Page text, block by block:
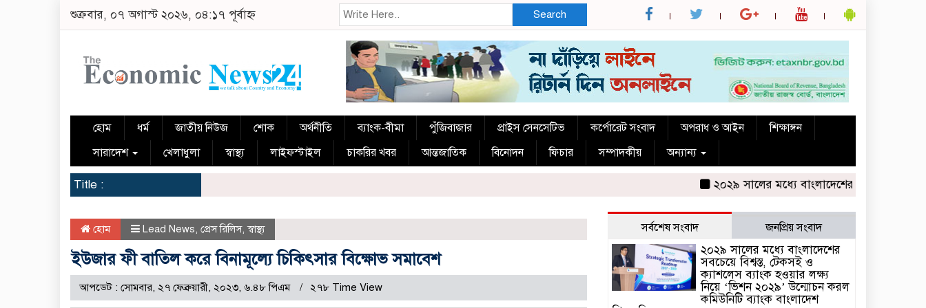
শুক্রবার, ০৭ অগাস্ট ২০২৬, ০৪:১৭ পূর্বাহ্ন Search
হোম ধর্ম জাতীয় নিউজ শোক অর্থনীতি ব্যাংক-বীমা পুঁজিবাজার প্রাইস সেনসেটিভ কর্পোরেট সংবাদ অপরাধ ও আইন
শিক্ষাঙ্গন
সারাদেশ
খেলাধুলা স্বাস্থ্য লাইফস্টাইল চাকরির খবর আন্তজাতিক বিনোদন ফিচার সম্পাদকীয় অন্যান্য
Title : ২০২৯ সালের মধ্যে বাংলাদেশের সবচেয়ে বিশ্বস্ত,
হোম Lead News, প্রেস রিলিস,স্বাস্থ্য
ইউজার ফী বাতিল করে বিনামূল্যে চিকিৎসার বিক্ষোভ সমাবেশ
আপডেট : সোমবার, ২৭ ফেব্রুয়ারী, ২০২৩, ৬.৪৮ পিএম ২৭৮ Time View
সর্বশেষ সংবাদ জনপ্রিয় সংবাদ
২০২৯ সালের মধ্যে বাংলাদেশের
সবচেয়ে বিশ্বস্ত, টেকসই ও
ক্যাশলেস ব্যাংক হওয়ার লক্ষ্য
নিয়ে ‘ভিশন ২০২৯’ উন্মোচন করল
কমিউনিটি ব্যাংক বাংলাদেশ